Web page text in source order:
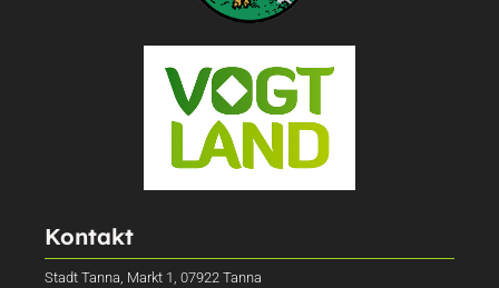
Kontakt
Stadt Tanna, Markt 1, 07922 Tanna